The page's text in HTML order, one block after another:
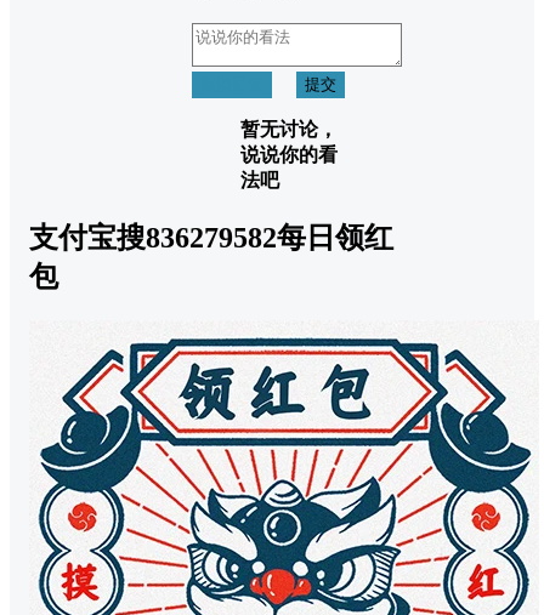
提交
暂无讨论，
说说你的看
法吧
支付宝搜836279582每日领红
包